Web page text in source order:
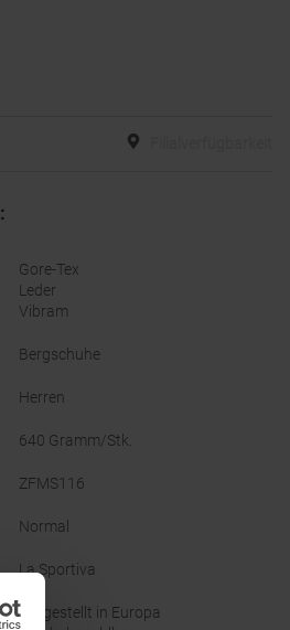
:
Gore-Tex
Leder
Vibram
Bergschuhe
Herren
640 Gramm/Stk.
ZFMS116
Normal
La Sportiva
Hergestellt in Europa